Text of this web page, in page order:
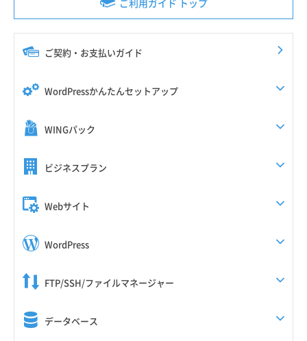
ご利用ガイド トップ
ご契約・お支払いガイド
WordPressかんたんセットアップ
WINGパック
ビジネスプラン
Webサイト
WordPress
FTP/SSH/ファイルマネージャー
データベース